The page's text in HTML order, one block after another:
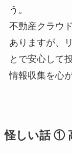
う。
不動産クラウ
ありますが、
とで安心して
情報収集を心
怪しい話 ①